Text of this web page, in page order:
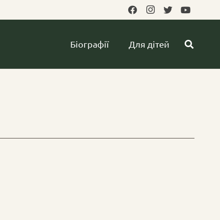
Біографії Для дітей